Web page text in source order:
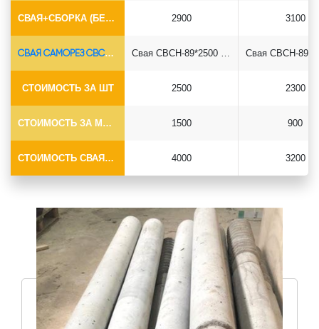
СВАЯ+СБОРКА (БЕЗ ОГОЛОВКА) 2900 3100
СВАЯ САМОРЕЗ СВСН-Ø89*6.5
СТОИМОСТЬ ЗА ШТ
СТОИМОСТЬ ЗА МОНТАЖ
СТОИМОСТЬ СВАЯ+МОНТАЖ (БЕЗ ОГОЛОВКА)
2500
1500
4000
2300
900
3200